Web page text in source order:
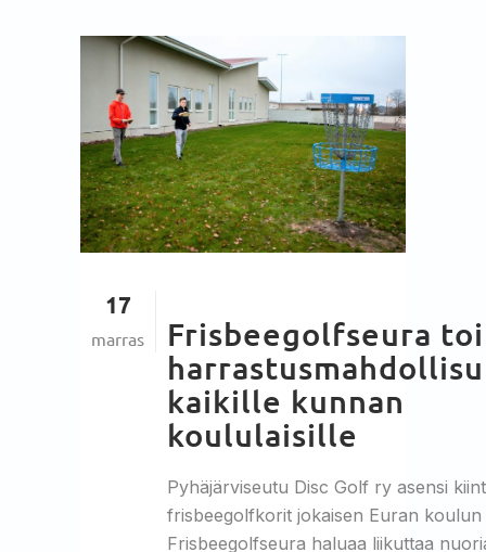
17
marras
Frisbeegolfseura toi
kaikille kunnan
koululaisille
Pyhäjärviseutu Disc Golf ry asensi
frisbeegolfkorit jokaisen Euran koulun
Frisbeegolfseura haluaa liikuttaa